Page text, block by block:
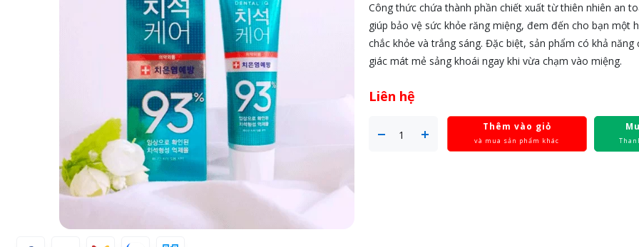
Công thức chứa thành phần chiết xuất từ thiên nhiên an
giúp bảo vệ sức khỏe răng miệng, đem đến cho bạn một
chắc khỏe và trắng sáng. Đặc biệt, sản phẩm có khả năng
giác mát mẻ sảng khoái ngay khi vừa chạm vào miệng.
Liên hệ
Thêm vào giỏ
và mua sản phẩm khác